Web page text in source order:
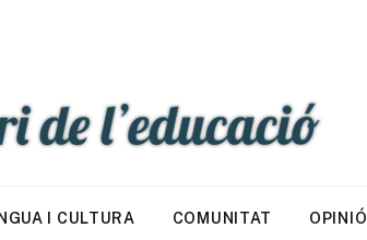
I CULTURA COMUNITAT OPINIÓ